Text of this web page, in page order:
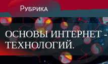
Рубрика
ОСНОВЫ ИНТЕРНЕТ -
ТЕХНОЛОГИЙ.